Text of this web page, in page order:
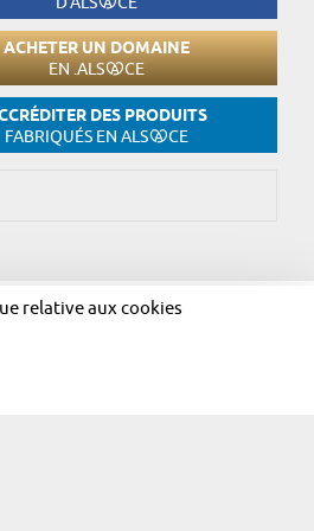
ACHETER UN DOMAINE
EN .ALS CE
DES PRODUITS
FABRIQUÉS EN ALS CE
Politique relative aux cookies
relative aux cookies